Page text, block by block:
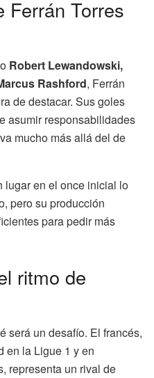
Ferrán Torres
Robert Lewandowski,
Rashford, Ferrán
de destacar. Sus goles
asumir responsabilidades
mucho más allá del de
lugar en el once inicial lo
pero su producción
para pedir más
ritmo de
será un desafío. El francés,
en la Ligue 1 y en
representa un rival de